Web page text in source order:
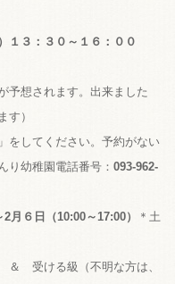
１３：３０～１６：００
予想されます。出来ました
す）
をしてください。予約がない
り幼稚園電話番号：093-962-
月６日（10:00～17:00）
＊土
＆ 受ける級（不明な方は、